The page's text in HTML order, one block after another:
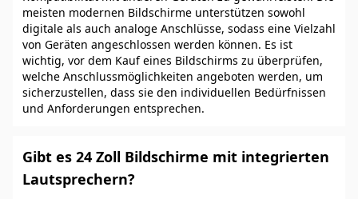
meisten modernen Bildschirme unterstützen sowohl
digitale als auch analoge Anschlüsse, sodass eine Vielzahl
von Geräten angeschlossen werden können. Es ist
wichtig, vor dem Kauf eines Bildschirms zu überprüfen,
welche Anschlussmöglichkeiten angeboten werden, um
sicherzustellen, dass sie den individuellen Bedürfnissen
und Anforderungen entsprechen.
Gibt es 24 Zoll Bildschirme mit integrierten
Lautsprechern?